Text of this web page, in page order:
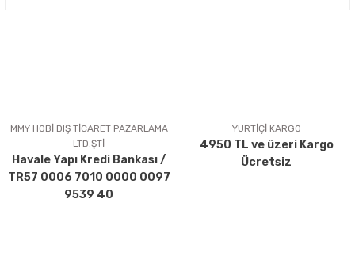
Ürün açıklamasında eksik bilgiler bulunuyor.
Ürün bilgilerinde hatalar bulunuyor.
Ürün fiyatı diğer sitelerden daha pahalı.
Bu ürüne benzer farklı alternatifler olmalı.
MMY HOBİ DIŞ TİCARET PAZARLAMA
LTD.ŞTİ
Havale Yapı Kredi Bankası /
TR57 0006 7010 0000 0097
9539 40
YURTİÇİ KARGO
4950 TL ve üzeri Kargo
Ücretsiz